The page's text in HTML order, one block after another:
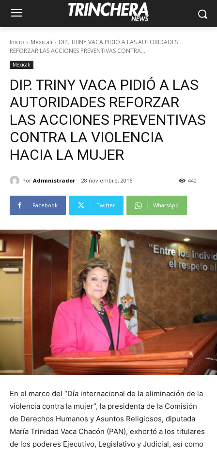
Inicio Mexicali
DIP. TRINY VACA PIDIÓ A LAS AUTORIDADES
REFORZAR LAS ACCIONES PREVENTIVAS CONTRA...
Mexicali
DIP. TRINY VACA PIDIÓ A LAS
AUTORIDADES REFORZAR
LAS ACCIONES PREVENTIVAS
CONTRA LA VIOLENCIA
HACIA LA MUJER
Por Administrador 28 noviembre, 2016 440
Facebook Twitter WhatsApp
En el marco del “Día internacional de la eliminación de la
violencia contra la mujer”, la presidenta de la Comisión
de Derechos Humanos y Asuntos Religiosos, diputada
María Trinidad Vaca Chacón (PAN), exhortó a los titulares
de los poderes Ejecutivo, Legislativo y Judicial, así como